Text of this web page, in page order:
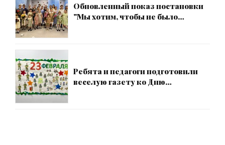
Обновленный показ постановки
"Мы хотим, чтобы не было
Ребята и педагоги подготовили
веселую газету ко Дню